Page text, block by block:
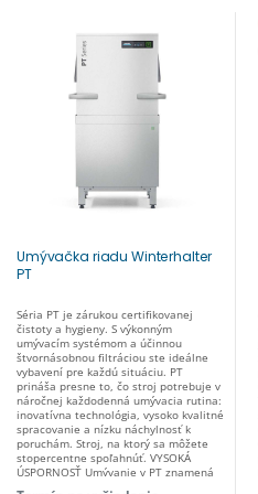
Umývačka riadu Winterhalter
PT
Séria PT je zárukou certifikovanej
čistoty a hygieny. S výkonným
umývacím systémom a účinnou
štvornásobnou filtráciou ste ideálne
vybavení pre každú situáciu. PT
prináša presne to, čo stroj potrebuje v
náročnej každodenná umývacia rutina:
inovatívna technológia, vysoko kvalitné
spracovanie a nízku náchylnosť k
poruchám. Stroj, na ktorý sa môžete
stopercentne spoľahnúť. VYSOKÁ
ÚSPORNOSŤ Umývanie v PT znamená